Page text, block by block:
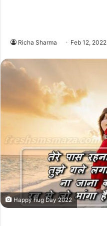
Richa Sharma Feb 12, 2022
Happy hug Day 2022